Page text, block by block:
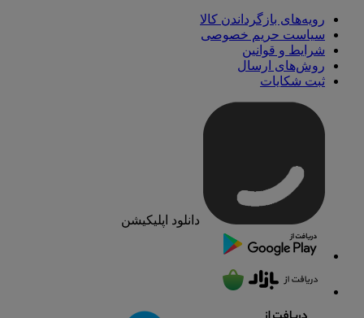
رویه‌های بازگرداندن کالا
سیاست حریم خصوصی
شرایط و قوانین
روش‌های ارسال
ثبت شکایات
دانلود اپلیکیشن